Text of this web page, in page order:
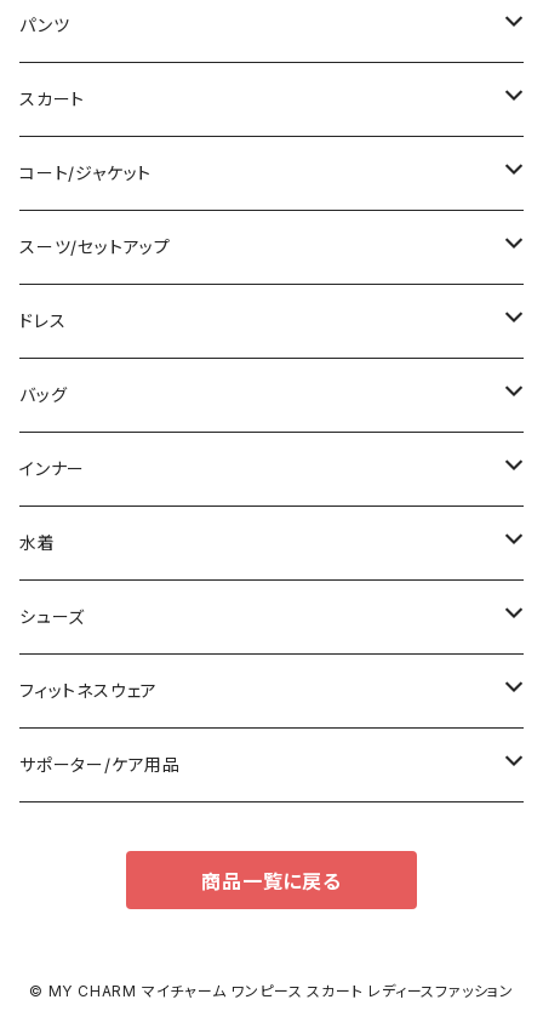
タンクトップ/キャミソール
シャツ/ブラウス
ベアトップ/チューブトップ
カーディガン/ボレロ
ニット/セーター
パーカー
スウェット/トレーナー
その他
ミニ/ショート
ミディアム/ミモレ
ロング/マキシ
袖付き
ノースリーブ
その他
チュニック
パンツ
ショート丈
クロップド丈
ロング丈
デニム
レギンス
その他
オールインワン
スカート
ミニ/ショート
ミディアム/ミモレ
ロング
その他
コート/ジャケット
コート
ジャケット
その他
スーツ/セットアップ
パンツスーツ
スカートスーツ
その他
ドレス
ミニ/ショート
ミディアム/ミモレ
ロング/マキシ
袖付き
ノースリーブ
パンツドレス
バッグ
サブバッグ
クラッチバッグ
フォーマルバッグ
カジュアルバッグ
バックパック
その他
インナー
ブラ/ブラトップ/ベアトップ
ショーツ
タンクトップ/キャミソール
半袖/5分
ペチコート/ペチパンツ
水着
タンキニ
バンドゥビキニ
ワンピース
シューズ
スニーカー
ブーツ
その他
フィットネスウェア
セット販売
タイツ
サポーター/ケア用品
商品一覧に戻る
© MY CHARM マイチャーム ワンピース スカート レディースファッション